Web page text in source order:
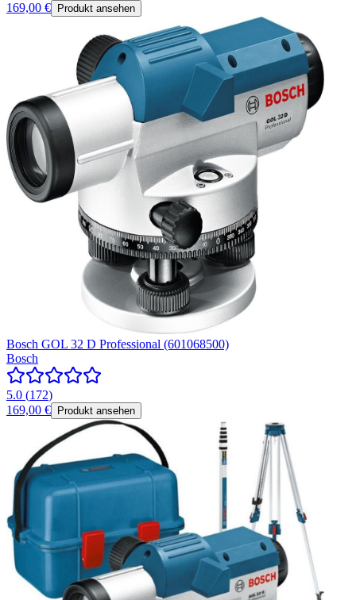
169,00 €
Produkt ansehen
Bosch GOL 32 D Professional (601068500)
Bosch
5.0 (172)
169,00 €
Produkt ansehen